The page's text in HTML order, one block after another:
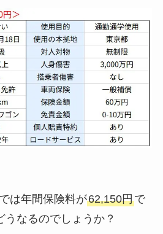
は年間保険料が62,150円で
なるのでしょうか？